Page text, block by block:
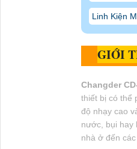
Linh Kiện
GIỚI
Changder
thiết bị có thể
độ nhạy cao
nước, bụi hay
nhà ở đến